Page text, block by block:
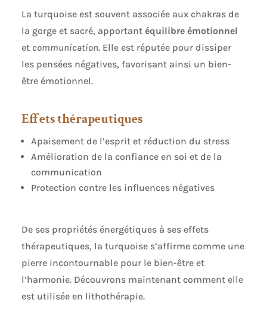
La turquoise est souvent associée aux chakras de
la gorge et sacré, apportant équilibre émotionnel
et communication. Elle est réputée pour dissiper
les pensées négatives, favorisant ainsi un bien-
être émotionnel.
Effets thérapeutiques
Apaisement de l’esprit et réduction du stress
Amélioration de la confiance en soi et de la
communication
Protection contre les influences négatives
De ses propriétés énergétiques à ses effets
thérapeutiques, la turquoise s’affirme comme une
pierre incontournable pour le bien-être et
l’harmonie. Découvrons maintenant comment elle
est utilisée en lithothérapie.